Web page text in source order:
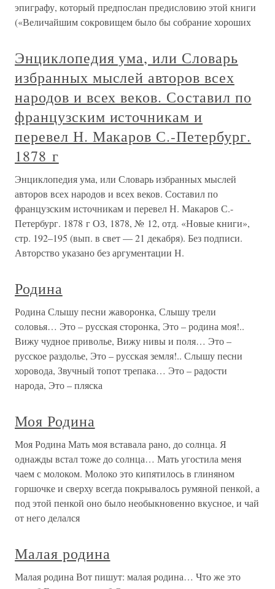
эпиграфу, который предпослан предисловию этой книги
(«Величайшим сокровищем было бы собрание хороших
Энциклопедия ума, или Словарь
избранных мыслей авторов всех
народов и всех веков. Составил по
французским источникам и
перевел Н. Макаров С.-Петербург.
1878 г
Энциклопедия ума, или Словарь избранных мыслей
авторов всех народов и всех веков. Составил по
французским источникам и перевел Н. Макаров С.-
Петербург. 1878 г ОЗ, 1878, № 12, отд. «Новые книги»,
стр. 192–195 (вып. в свет — 21 декабря). Без подписи.
Авторство указано без аргументации Н.
Родина
Родина Слышу песни жаворонка, Слышу трели
соловья… Это – русская сторонка, Это – родина моя!..
Вижу чудное приволье, Вижу нивы и поля… Это –
русское раздолье, Это – русская земля!.. Слышу песни
хоровода, Звучный топот трепака… Это – радости
народа, Это – пляска
Моя Родина
Моя Родина Мать моя вставала рано, до солнца. Я
однажды встал тоже до солнца… Мать угостила меня
чаем с молоком. Молоко это кипятилось в глиняном
горшочке и сверху всегда покрывалось румяной пенкой, а
под этой пенкой оно было необыкновенно вкусное, и чай
от него делался
Малая родина
Малая родина Вот пишут: малая родина… Что же это